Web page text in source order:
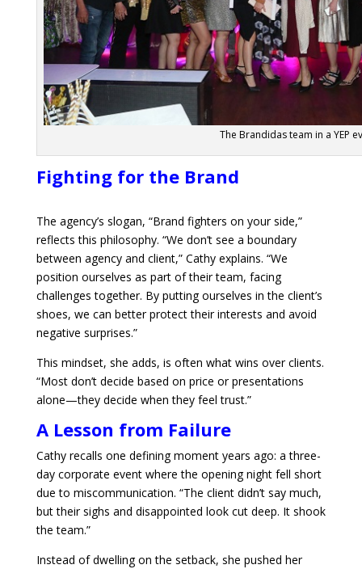
The Brandidas team in a YEP
Fighting for the Brand
The agency’s slogan, “Brand fighters on your side,”
reflects this philosophy. “We don’t see a boundary
between agency and client,” Cathy explains. “We
position ourselves as part of their team, facing
challenges together. By putting ourselves in the client’s
shoes, we can better protect their interests and avoid
negative surprises.”
This mindset, she adds, is often what wins over clients.
“Most don’t decide based on price or presentations
alone—they decide when they feel trust.”
A Lesson from Failure
Cathy recalls one defining moment years ago: a three-
day corporate event where the opening night fell short
due to miscommunication. “The client didn’t say much,
but their sighs and disappointed look cut deep. It shook
the team.”
Instead of dwelling on the setback, she pushed her